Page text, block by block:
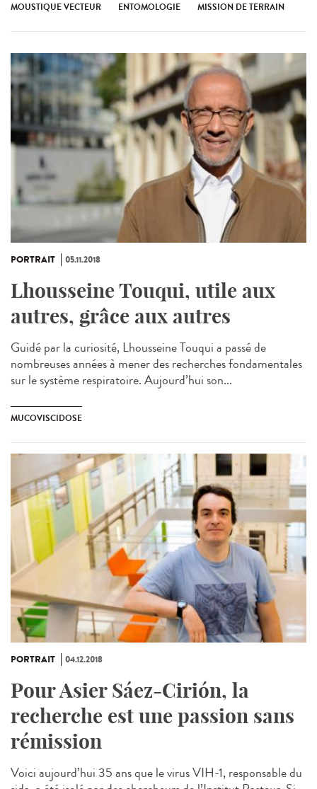
MOUSTIQUE VECTEUR ENTOMOLOGIE MISSION DE TERRAIN
PORTRAIT 05.11.2018
Lhousseine Touqui, utile aux
autres, grâce aux autres
Guidé par la curiosité, Lhousseine Touqui a passé de
nombreuses années à mener des recherches fondamentales
sur le système respiratoire. Aujourd’hui son...
MUCOVISCIDOSE
PORTRAIT 04.12.2018
Pour Asier Sáez-Cirión, la
recherche est une passion sans
rémission
Voici aujourd’hui 35 ans que le virus VIH-1, responsable du